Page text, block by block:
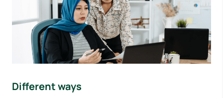
Different ways